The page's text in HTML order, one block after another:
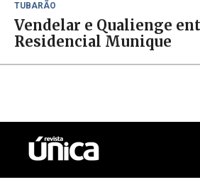
TUBARÃO
Vendelar e Qualienge
Residencial Munique